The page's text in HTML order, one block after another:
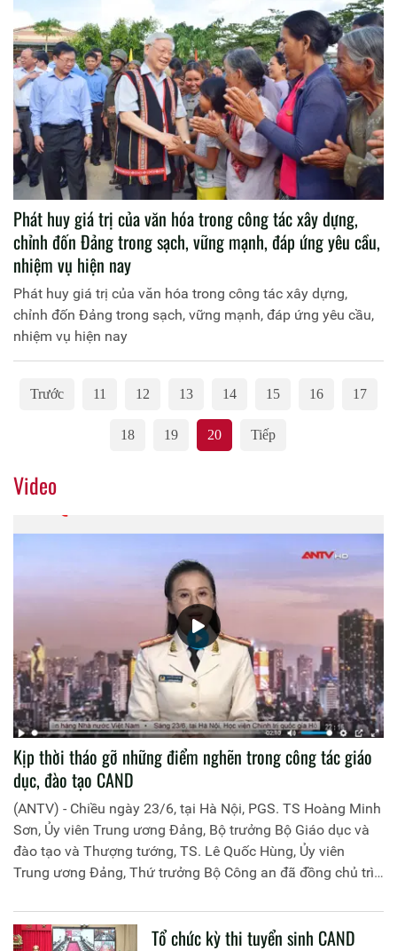
Phát huy giá trị của văn hóa trong công tác xây dựng,
chỉnh đốn Đảng trong sạch, vững mạnh, đáp ứng yêu cầu,
nhiệm vụ hiện nay
Phát huy giá trị của văn hóa trong công tác xây dựng,
chỉnh đốn Đảng trong sạch, vững mạnh, đáp ứng yêu cầu,
nhiệm vụ hiện nay
Trước 11 12 13 14 15 16 17
18 19 20 Tiếp
Video
Kịp thời tháo gỡ những điểm nghẽn trong công tác giáo
dục, đào tạo CAND
(ANTV) - Chiều ngày 23/6, tại Hà Nội, PGS. TS Hoàng Minh
Sơn, Ủy viên Trung ương Đảng, Bộ trưởng Bộ Giáo dục và
đào tạo và Thượng tướng, TS. Lê Quốc Hùng, Ủy viên
Trung ương Đảng, Thứ trưởng Bộ Công an đã đồng chủ trì
liên quan đến công tác giáo dục và đào tạo của lực lượng
CAND.
Tổ chức kỳ thi tuyển sinh CAND